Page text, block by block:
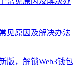
见原因及解决办法